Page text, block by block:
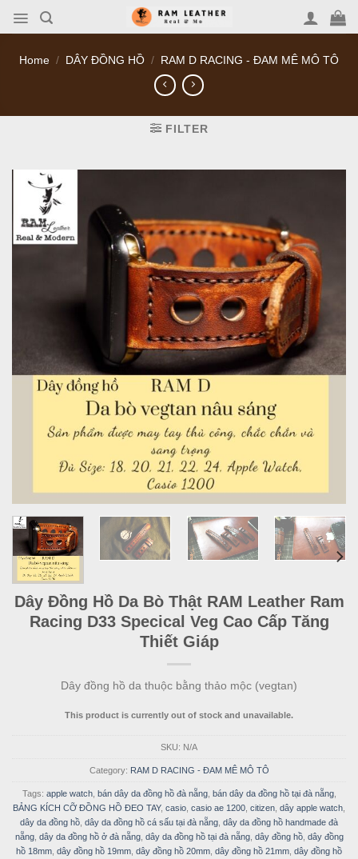
Home / DÂY ĐỒNG HỒ / RAM D RACING - ĐAM MÊ MÔ TÔ
FILTER
Dây Đồng Hồ Da Bò Thật RAM Leather Ram
Racing D33 Specical Veg Cao Cấp Tăng
Thiết Giáp
Dây đồng hồ da thuộc bằng thảo mộc (vegtan)
This product is currently out of stock and unavailable.
SKU: N/A
Category: RAM D RACING - ĐAM MÊ MÔ TÔ
Tags: apple watch, bán dây da đồng hồ đà nẵng, bán dây da đồng hồ tại đà nẵng,
BẢNG KÍCH CỠ ĐỒNG HỒ ĐEO TAY, casio casio ae 1200 citizen dây apple watch
dây da đồng hồ dây da đồng hồ cá sấu tại đà nẵng dây da đồng hồ handmade đà
nẵng, dây da đồng hồ ở đà nẵng, dây da đồng hồ tại đà nẵng, dây đồng hồ, dây đồng
hồ 18mm dây đồng hồ 19mm dây đồng hồ 20mm dây đồng hồ 21mm dây đồng hồ